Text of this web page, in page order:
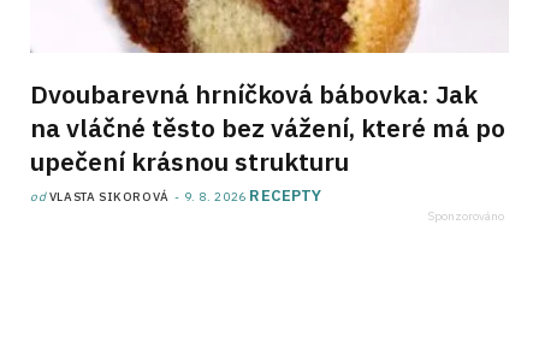
Dvoubarevná hrníčková bábovka: Jak
na vláčné těsto bez vážení, které má po
upečení krásnou strukturu
odVLASTA SIKOROVÁ 9. 8. 2026 RECEPTY